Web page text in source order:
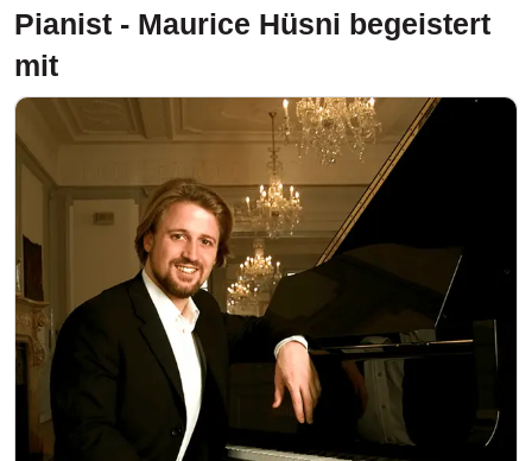
Pianist - Maurice Hüsni begeistert
mit